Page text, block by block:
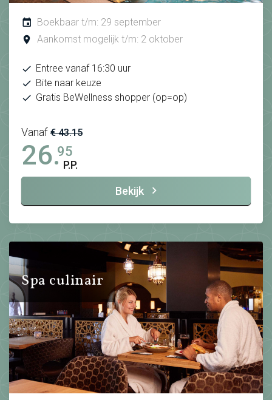
Boekbaar t/m: 29 september
Aankomst mogelijk t/m: 2 oktober
Entree vanaf 16:30 uur
Bite naar keuze
Gratis BeWellness shopper (op=op)
Vanaf € 43.15
26.95
P.P.
Bekijk
Spa culinair